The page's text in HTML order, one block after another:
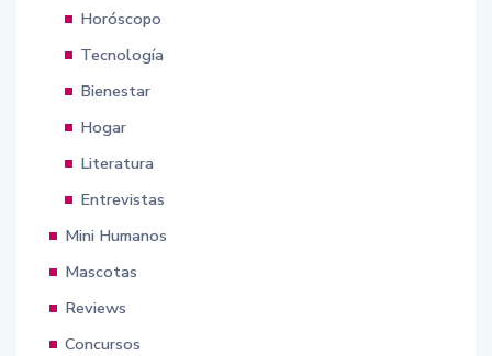
Horóscopo
Tecnología
Bienestar
Hogar
Literatura
Entrevistas
Mini Humanos
Mascotas
Reviews
Concursos